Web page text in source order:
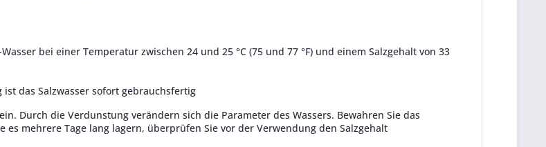
bei einer Temperatur zwischen 24 und 25 °C (75 und 77 °F) und einem Salzgehalt von 33
das Salzwasser sofort gebrauchsfertig
Durch die Verdunstung verändern sich die Parameter des Wassers. Bewahren Sie das
es mehrere Tage lang lagern, überprüfen Sie vor der Verwendung den Salzgehalt